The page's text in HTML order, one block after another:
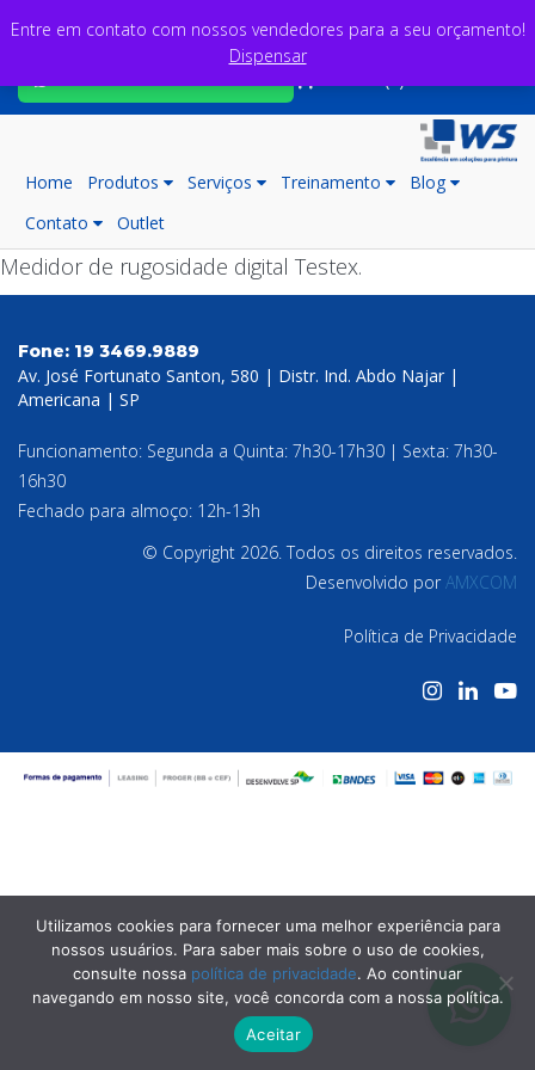
Home Produtos Serviços Treinamento
Blog
Contato
Outlet
Medidor de rugosidade digital Testex.
Fone: 19 3469.9889
Av. José Fortunato Santon, 580 | Distr. Ind. Abdo Najar |
Americana | SP
Funcionamento: Segunda a Quinta: 7h30-17h30 | Sexta: 7h30-
16h30
Fechado para almoço: 12h-13h
© Copyright 2026. Todos os direitos reservados.
Desenvolvido porAMXCOM
Política de Privacidade
Entre em contato com nossos vendedores para a seu orçamento!
Dispensar
Utilizamos cookies para fornecer uma melhor experiência para
nossos usuários. Para saber mais sobre o uso de cookies,
consulte nossa política de privacidade. Ao continuar
navegando em nosso site, você concorda com a nossa política.
Aceitar